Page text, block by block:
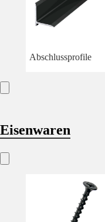
Abschlussprofile
Eisenwaren